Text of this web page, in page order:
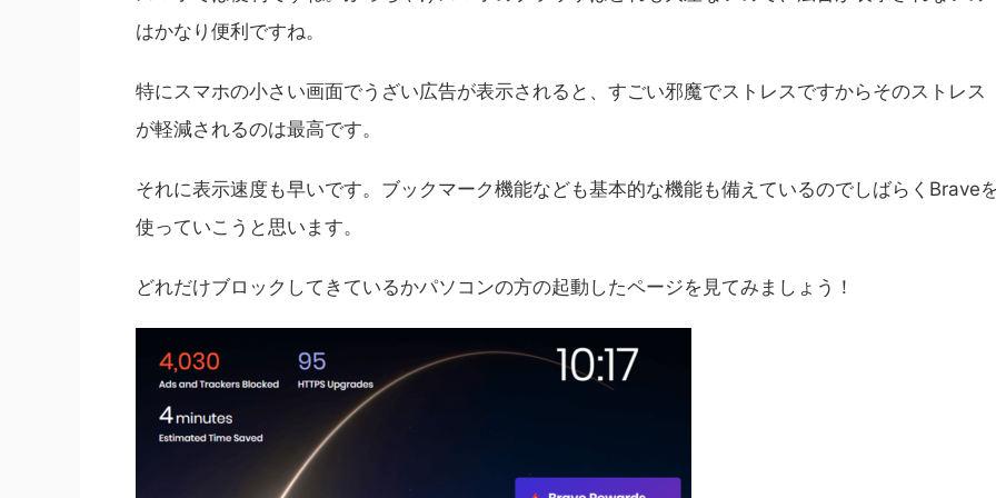
はかなり便利ですね。
特にスマホの小さい画面でうざい広告が表示されると、すごい邪魔でストレスですからそのストレス
が軽減されるのは最高です。
それに表示速度も早いです。ブックマーク機能なども基本的な機能も備えているのでしばらくBrave
使っていこうと思います。
どれだけブロックしてきているかパソコンの方の起動したページを見てみましょう！